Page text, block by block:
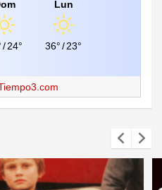
/24°
Lun
36°/23°